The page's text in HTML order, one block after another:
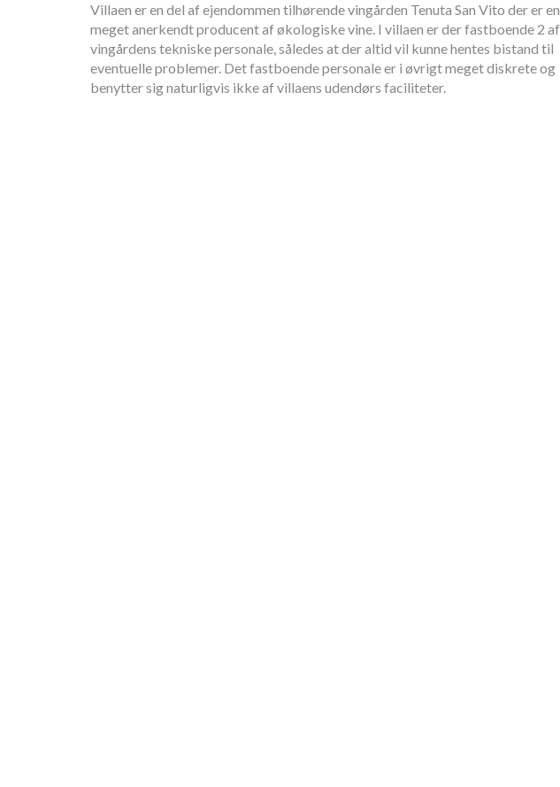
Villaen er en del af ejendommen tilhørende vingården Tenuta San Vito der er en
meget anerkendt producent af økologiske vine. I villaen er der fastboende 2 af
vingårdens tekniske personale, således at der altid vil kunne hentes bistand til
eventuelle problemer. Det fastboende personale er i øvrigt meget diskrete og
benytter sig naturligvis ikke af villaens udendørs faciliteter.